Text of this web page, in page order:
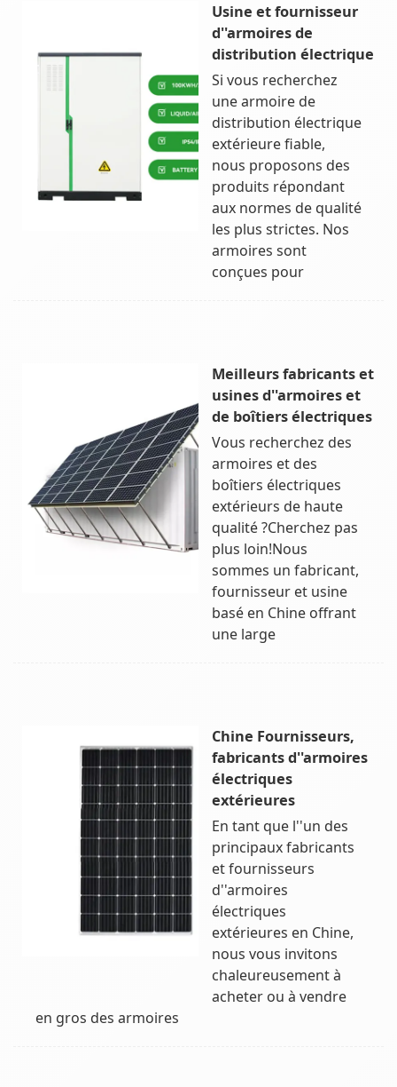
Usine et fournisseur
d''armoires de
distribution électrique
Si vous recherchez
une armoire de
distribution électrique
extérieure fiable,
nous proposons des
produits répondant
aux normes de qualité
les plus strictes. Nos
armoires sont
conçues pour
Meilleurs fabricants et
usines d''armoires et
de boîtiers électriques
Vous recherchez des
armoires et des
boîtiers électriques
extérieurs de haute
qualité ?Cherchez pas
plus loin!Nous
sommes un fabricant,
fournisseur et usine
basé en Chine offrant
une large
Chine Fournisseurs,
fabricants d''armoires
électriques
extérieures
En tant que l''un des
principaux fabricants
et fournisseurs
d''armoires
électriques
extérieures en Chine,
nous vous invitons
chaleureusement à
acheter ou à vendre
en gros des armoires